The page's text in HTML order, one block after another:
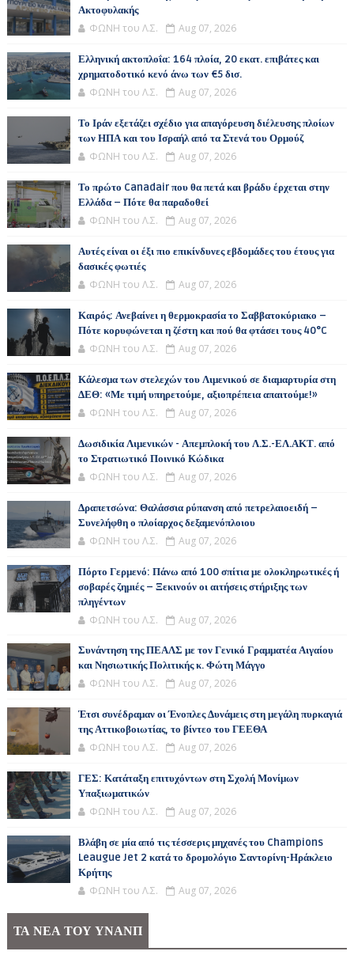
Ακτοφυλακής
ΦΩΝΗ του Λ.Σ. Aug 07, 2026
Ελληνική ακτοπλοΐα: 164 πλοία, 20 εκατ. επιβάτες και
χρηματοδοτικό κενό άνω των €5 δισ.
ΦΩΝΗ του Λ.Σ. Aug 07, 2026
Το Ιράν εξετάζει σχέδιο για απαγόρευση διέλευσης πλοίων
των ΗΠΑ και του Ισραήλ από τα Στενά του Ορμούζ
ΦΩΝΗ του Λ.Σ. Aug 07, 2026
Το πρώτο Canadair που θα πετά και βράδυ έρχεται στην
Ελλάδα – Πότε θα παραδοθεί
ΦΩΝΗ του Λ.Σ. Aug 07, 2026
Αυτές είναι οι έξι πιο επικίνδυνες εβδομάδες του έτους για
δασικές φωτιές
ΦΩΝΗ του Λ.Σ. Aug 07, 2026
Καιρός: Ανεβαίνει η θερμοκρασία το Σαββατοκύριακο –
Πότε κορυφώνεται η ζέστη και πού θα φτάσει τους 40°C
ΦΩΝΗ του Λ.Σ. Aug 07, 2026
Κάλεσμα των στελεχών του Λιμενικού σε διαμαρτυρία στη
ΔΕΘ: «Με τιμή υπηρετούμε, αξιοπρέπεια απαιτούμε!»
ΦΩΝΗ του Λ.Σ. Aug 07, 2026
Δωσιδικία Λιμενικών - Απεμπλοκή του Λ.Σ.-ΕΛ.ΑΚΤ. από
το Στρατιωτικό Ποινικό Κώδικα
ΦΩΝΗ του Λ.Σ. Aug 07, 2026
Δραπετσώνα: Θαλάσσια ρύπανση από πετρελαιοειδή –
Συνελήφθη ο πλοίαρχος δεξαμενόπλοιου
ΦΩΝΗ του Λ.Σ. Aug 07, 2026
Πόρτο Γερμενό: Πάνω από 100 σπίτια με ολοκληρωτικές ή
σοβαρές ζημιές – Ξεκινούν οι αιτήσεις στήριξης των
πληγέντων
ΦΩΝΗ του Λ.Σ. Aug 07, 2026
Συνάντηση της ΠΕΑΛΣ με τον Γενικό Γραμματέα Αιγαίου
και Νησιωτικής Πολιτικής κ. Φώτη Μάγγο
ΦΩΝΗ του Λ.Σ. Aug 07, 2026
Έτσι συνέδραμαν οι Ένοπλες Δυνάμεις στη μεγάλη πυρκαγιά
της Αττικοβοιωτίας, το βίντεο του ΓΕΕΘΑ
ΦΩΝΗ του Λ.Σ. Aug 07, 2026
ΓΕΣ: Κατάταξη επιτυχόντων στη Σχολή Μονίμων
Υπαξιωματικών
ΦΩΝΗ του Λ.Σ. Aug 07, 2026
Βλάβη σε μία από τις τέσσερις μηχανές του Champions
Leaugue Jet 2 κατά το δρομολόγιο Σαντορίνη-Ηράκλειο
Κρήτης
ΦΩΝΗ του Λ.Σ. Aug 07, 2026
ΤΑ ΝΕΑ ΤΟΥ ΥΝΑΝΠ